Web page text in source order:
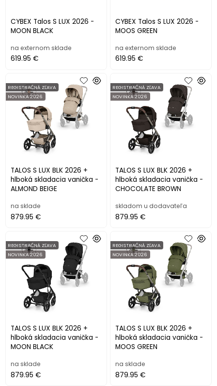
CYBEX Talos S LUX 2026 -
MOON BLACK
na externom sklade
619.95 €
CYBEX Talos S LUX 2026 -
MOOS GREEN
na externom sklade
619.95 €
TALOS S LUX BLK 2026 +
hlboká skladacia vanička -
ALMOND BEIGE
REGISTRAČNÁ ZĽAVA
NOVINKA 2026
na sklade
879.95 €
TALOS S LUX BLK 2026 +
hlboká skladacia vanička -
CHOCOLATE BROWN
REGISTRAČNÁ ZĽAVA
NOVINKA 2026
skladom u dodavateľa
879.95 €
TALOS S LUX BLK 2026 +
hlboká skladacia vanička -
MOON BLACK
REGISTRAČNÁ ZĽAVA
NOVINKA 2026
na sklade
879.95 €
TALOS S LUX BLK 2026 +
hlboká skladacia vanička -
MOOS GREEN
REGISTRAČNÁ ZĽAVA
NOVINKA 2026
na sklade
879.95 €